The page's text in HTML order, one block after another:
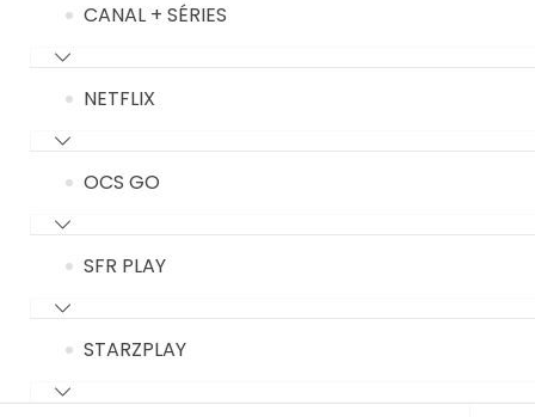
CANAL + SÉRIES
NETFLIX
OCS GO
SFR PLAY
STARZPLAY